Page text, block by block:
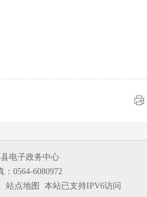
电子政务中心
：0564-6080972
站点地图 本站已支持IPV6访问